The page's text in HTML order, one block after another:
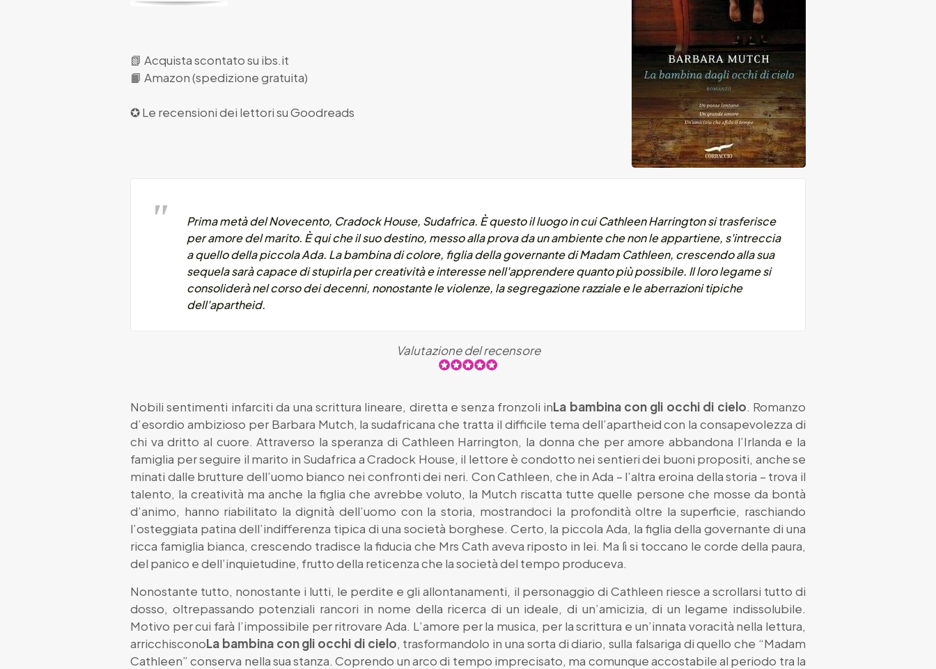
📗 Acquista scontato su ibs.it
📙 Amazon (spedizione gratuita)
✪ Le recensioni dei lettori suGoodreads
Prima metà del Novecento, Cradock House, Sudafrica. È questo il luogo in cui Cathleen Harrington si trasferisce
per amore del marito. È qui che il suo destino, messo alla prova da un ambiente che non le appartiene, s'intreccia
a quello della piccola Ada. La bambina di colore, figlia della governante di Madam Cathleen, crescendo alla sua
sequela sarà capace di stupirla per creatività e interesse nell'apprendere quanto più possibile. Il loro legame si
consoliderà nel corso dei decenni, nonostante le violenze, la segregazione razziale e le aberrazioni tipiche
dell'apartheid.
Valutazione del recensore
Nobili sentimenti infarciti da una scrittura lineare, diretta e senza fronzoli inLa bambina con gli occhi di cielo. Romanzo
d’esordio ambizioso per Barbara Mutch, la sudafricana che tratta il difficile tema dell’apartheid con la consapevolezza di
chi va dritto al cuore. Attraverso la speranza di Cathleen Harrington, la donna che per amore abbandona l’Irlanda e la
famiglia per seguire il marito in Sudafrica a Cradock House, il lettore è condotto nei sentieri dei buoni propositi, anche se
minati dalle brutture dell’uomo bianco nei confronti dei neri. Con Cathleen, che in Ada – l’altra eroina della storia – trova il
talento, la creatività ma anche la figlia che avrebbe voluto, la Mutch riscatta tutte quelle persone che mosse da bontà
d’animo, hanno riabilitato la dignità dell’uomo con la storia, mostrandoci la profondità oltre la superficie, raschiando
l’osteggiata patina dell’indifferenza tipica di una società borghese. Certo, la piccola Ada, la figlia della governante di una
ricca famiglia bianca, crescendo tradisce la fiducia che Mrs Cath aveva riposto in lei. Ma lì si toccano le corde della paura,
del panico e dell’inquietudine, frutto della reticenza che la società del tempo produceva.
Nonostante tutto, nonostante i lutti, le perdite e gli allontanamenti, il personaggio di Cathleen riesce a scrollarsi tutto di
dosso, oltrepassando potenziali rancori in nome della ricerca di un ideale, di un’amicizia, di un legame indissolubile.
Motivo per cui farà l’impossibile per ritrovare Ada. L’amore per la musica, per la scrittura e un’innata voracità nella lettura,
arricchisconoLa bambina con gli occhi di cielo, trasformandolo in una sorta di diario, sulla falsariga di quello che “Madam
Cathleen” conserva nella sua stanza. Coprendo un arco di tempo imprecisato, ma comunque accostabile al periodo tra la